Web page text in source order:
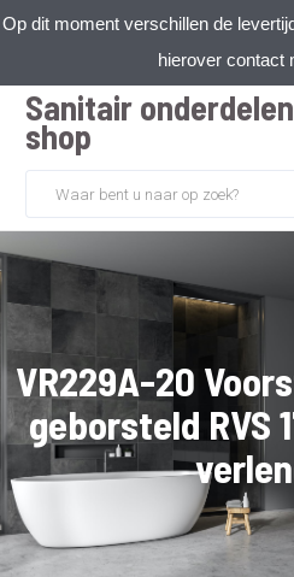
Op dit moment verschillen de
hierover contact
Sanitair onderdelen
shop
VR229A-20
geborsteld RVS